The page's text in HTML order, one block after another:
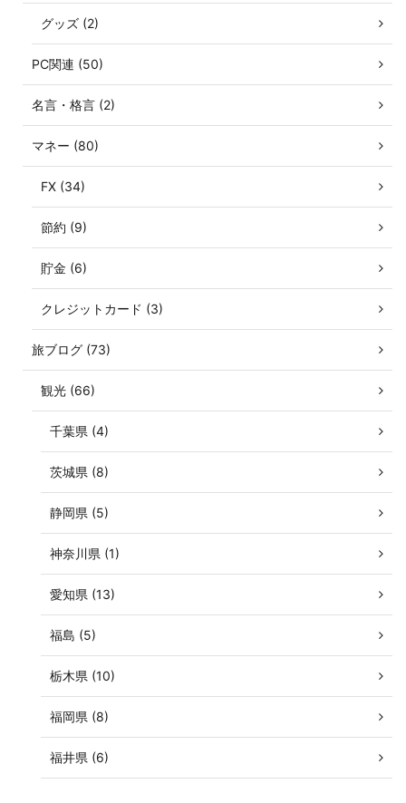
グッズ (2)
PC関連 (50)
名言・格言 (2)
マネー (80)
FX (34)
節約 (9)
貯金 (6)
クレジットカード (3)
旅ブログ (73)
観光 (66)
千葉県 (4)
茨城県 (8)
静岡県 (5)
神奈川県 (1)
愛知県 (13)
福島 (5)
栃木県 (10)
福岡県 (8)
福井県 (6)